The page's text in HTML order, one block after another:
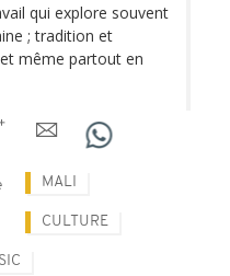
qui explore souvent
; tradition et
même partout en
MALI
CULTURE